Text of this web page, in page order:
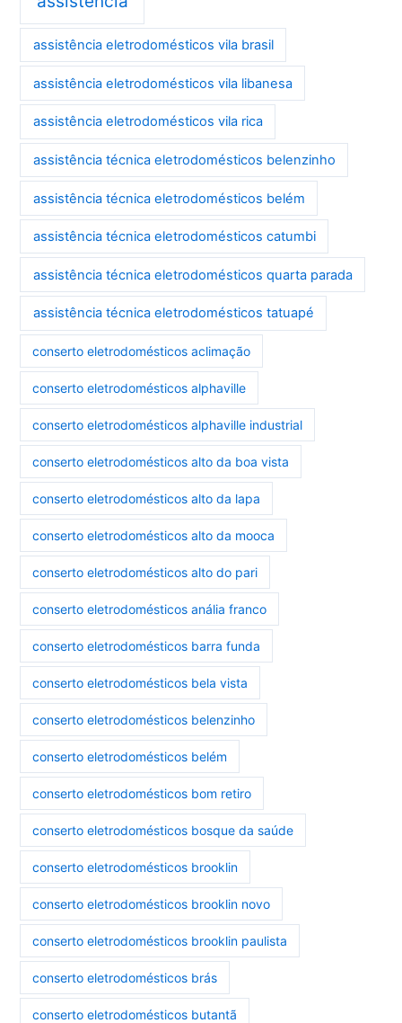
assistência eletrodomésticos vila brasil
assistência eletrodomésticos vila libanesa
assistência eletrodomésticos vila rica
assistência técnica eletrodomésticos belenzinho
assistência técnica eletrodomésticos belém
assistência técnica eletrodomésticos catumbi
assistência técnica eletrodomésticos quarta parada
assistência técnica eletrodomésticos tatuapé
conserto eletrodomésticos aclimação
conserto eletrodomésticos alphaville
conserto eletrodomésticos alphaville industrial
conserto eletrodomésticos alto da boa vista
conserto eletrodomésticos alto da lapa
conserto eletrodomésticos alto da mooca
conserto eletrodomésticos alto do pari
conserto eletrodomésticos anália franco
conserto eletrodomésticos barra funda
conserto eletrodomésticos bela vista
conserto eletrodomésticos belenzinho
conserto eletrodomésticos belém
conserto eletrodomésticos bom retiro
conserto eletrodomésticos bosque da saúde
conserto eletrodomésticos brooklin
conserto eletrodomésticos brooklin novo
conserto eletrodomésticos brooklin paulista
conserto eletrodomésticos brás
conserto eletrodomésticos butantã